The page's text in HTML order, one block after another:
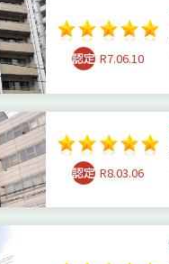
R7.06.10
R8.03.06